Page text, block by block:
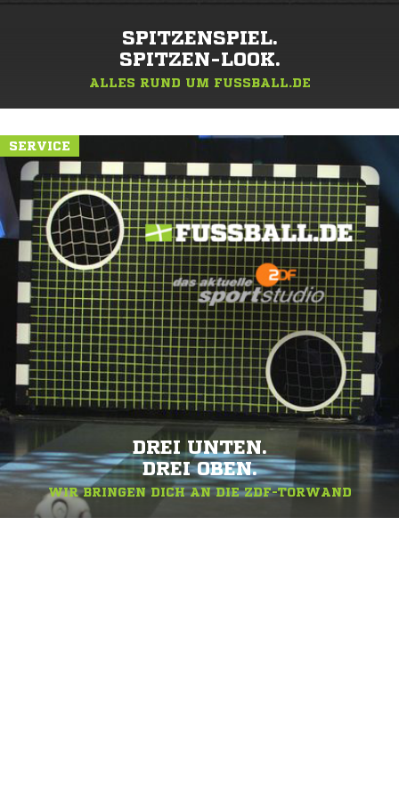
SPITZENSPIEL.
SPITZEN-LOOK.
ALLES RUND UM FUSSBALL.DE
SERVICE
DREI UNTEN.
DREI OBEN.
WIR BRINGEN DICH AN DIE ZDF-TORWAND